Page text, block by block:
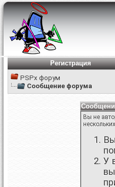
Регистрация
PSPx форум
Сообщение форума
Вы не
У